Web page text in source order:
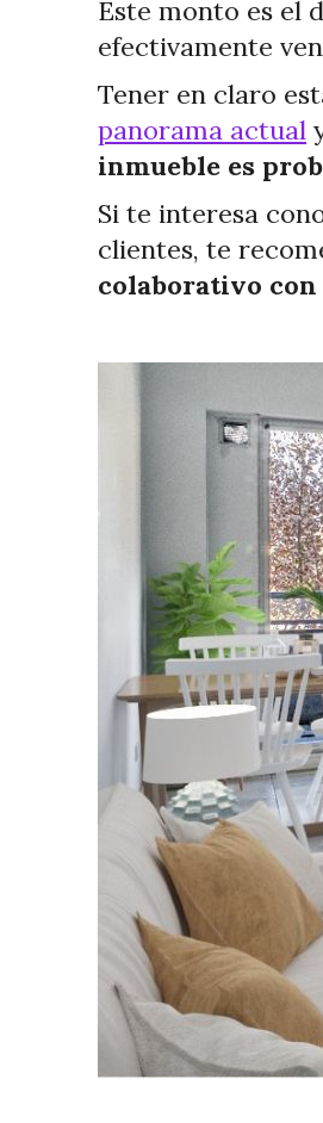
Este monto es el
efectivamente
Tener en claro
panorama actual
inmueble es
Si te interesa
clientes, te
colaborativo